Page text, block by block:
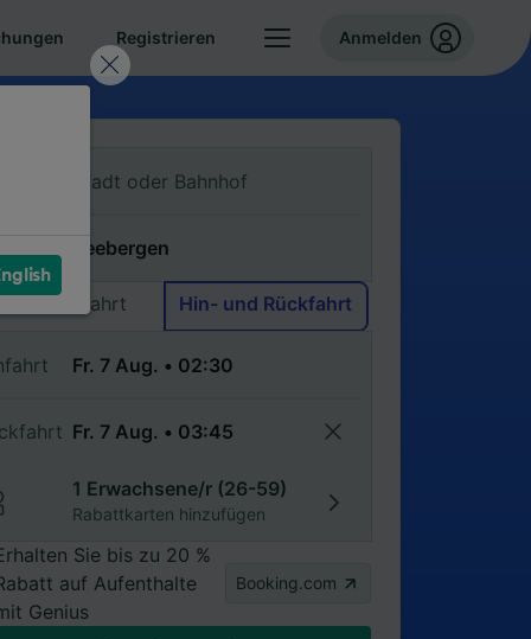
Registrieren Anmelden
Fahrt Hin- und Rückfahrt
1 Erwachsene/r (26-59)
Rabattkarten hinzufügen
Sie bis zu 20 %
auf Aufenthalte
Genius
Booking.com